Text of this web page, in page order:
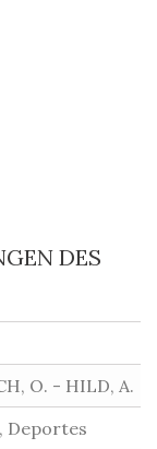
DES
O. - HILD, A.
Deportes